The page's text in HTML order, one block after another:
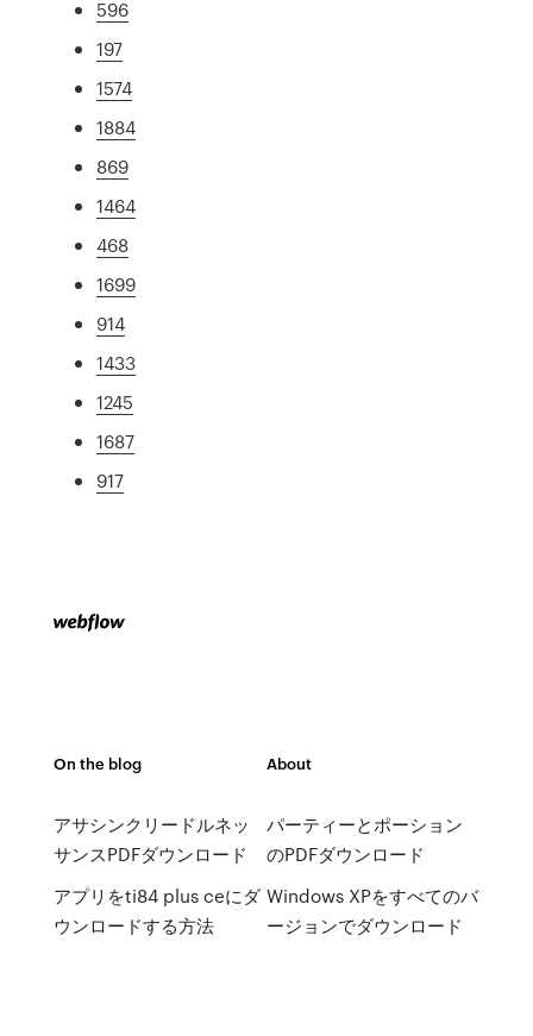
596
197
1574
1884
869
1464
468
1699
914
1433
1245
1687
917
On the blog
アサシンクリードルネッ
サンスPDFダウンロード
アプリをti84 plus ceにダ
ウンロードする方法
About
パーティーとポーション
のPDFダウンロード
Windows XPをすべてのバ
ージョンでダウンロード